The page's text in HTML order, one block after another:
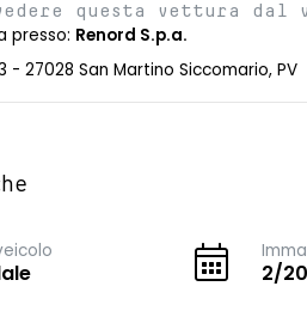
questa vettura dal
presso: Renord S.p.a.
- 27028 San Martino Siccomario, PV
2/